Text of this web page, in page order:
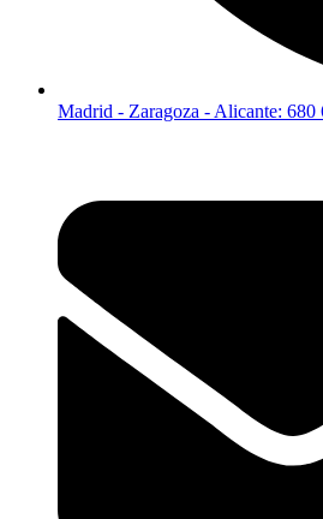
Madrid - Zaragoza - Alicante: 680